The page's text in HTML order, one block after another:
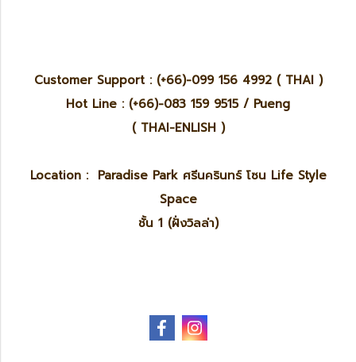
Customer Support : (+66)-099 156 4992 ( THAI )
Hot Line : (+66)-083 159 9515 / Pueng
( THAI-ENLISH )
Location : Paradise Park ศรีนครินทร์ โซน Life Style
Space
ชั้น 1 (ฝั่งวิลล่า)